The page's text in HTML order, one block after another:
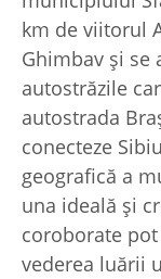
km de viitorul
Ghimbav şi se
autostrăzile
autostrada
conecteze
geografică a
una ideală şi
coroborate
vederea luării